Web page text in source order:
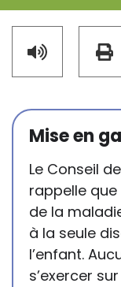
Mise en
Le Conseil
rappelle
de la
à la seule
l’enfant.
s’exercer